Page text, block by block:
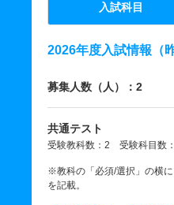
入試科目
2026年度入試情報（
募集人数（人）：2
共通テスト
受験教科数：2 受験科目数
※教科の「必須/選択」の横
を記載。